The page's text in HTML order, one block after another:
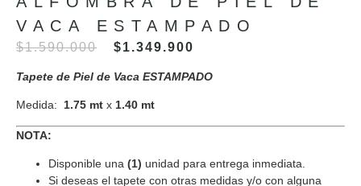
VACA ESTAMPADO
$1.590.000 $1.349.900
Tapete de Piel de Vaca ESTAMPADO
Medida: 1.75 mt x 1.40 mt
NOTA:
Disponible una (1) unidad para entrega inmediata.
Si deseas el tapete con otras medidas y/o con alguna